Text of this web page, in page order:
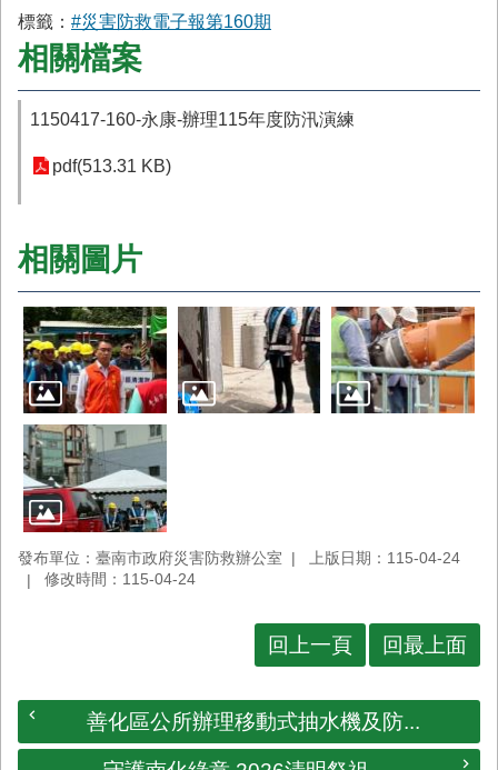
標籤： #災害防救電子報第160期
相關檔案
1150417-160-永康-辦理115年度防汛演練
pdf(513.31 KB)
相關圖片
發布單位：臺南市政府災害防救辦公室
上版日期：115-04-24
修改時間：115-04-24
回上一頁 回最上面
善化區公所辦理移動式抽水機及防...